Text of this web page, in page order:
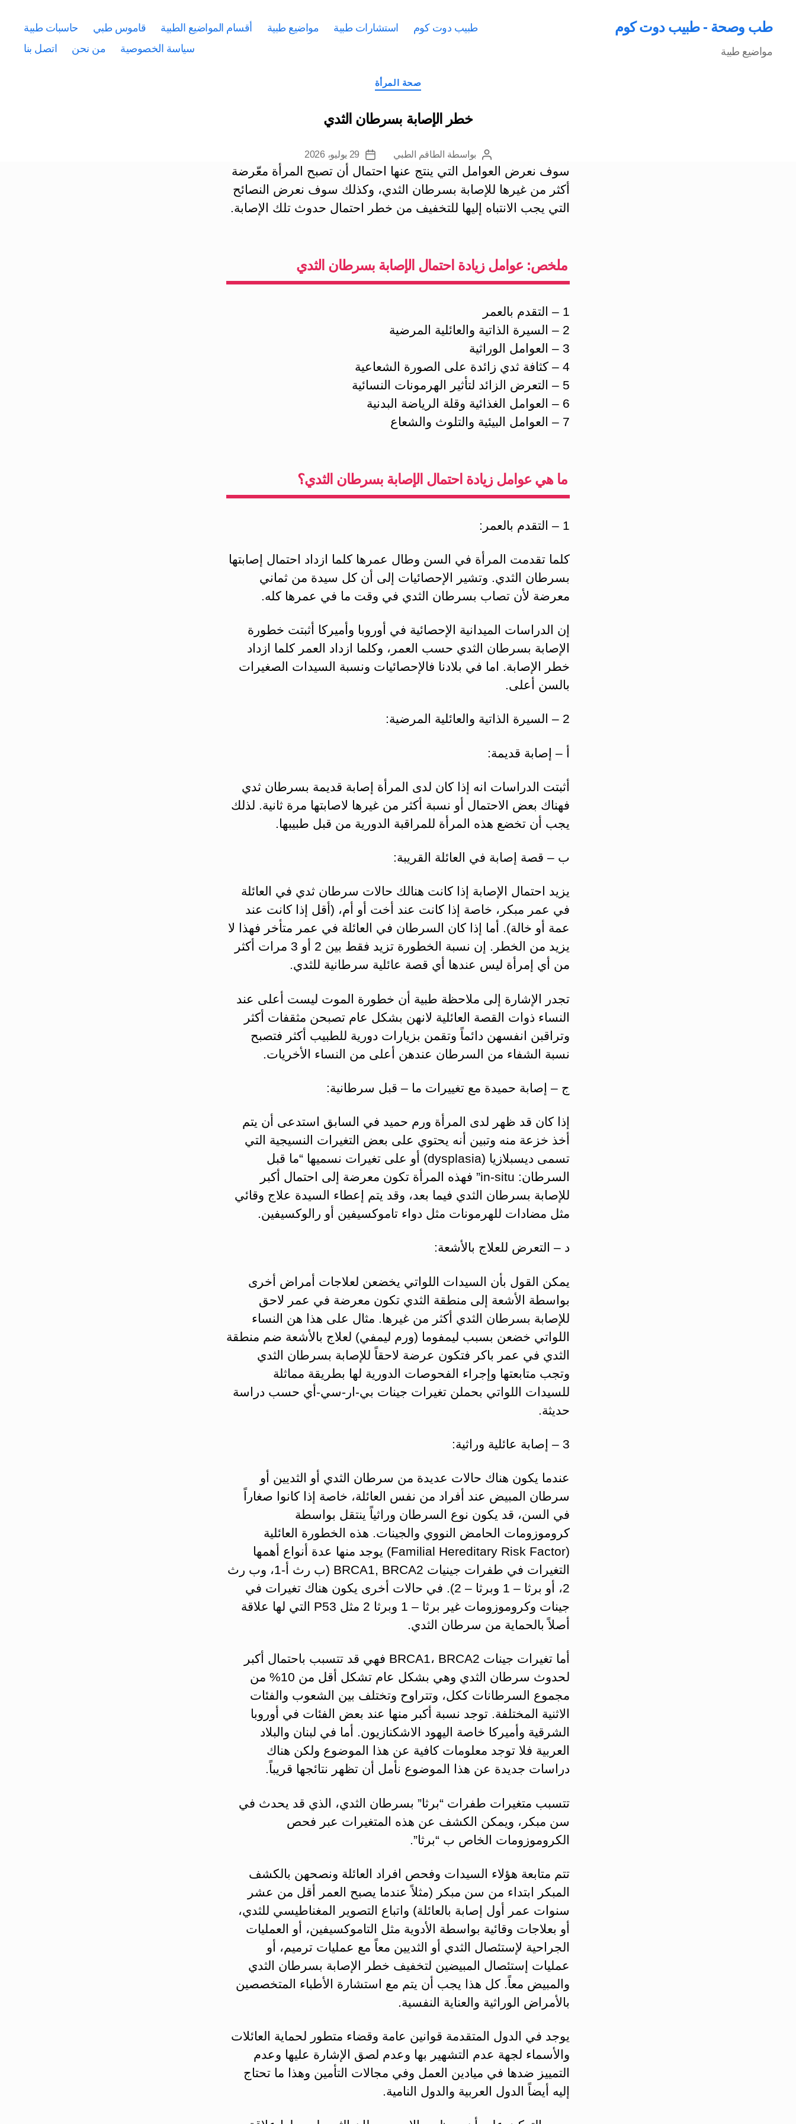
طب وصحة - طبيب دوت كوم
مواضيع طبية
طبيب دوت كوم استشارات طبية مواضيع طبية أقسام المواضيع الطبية قاموس طبي
حاسبات طبية
سياسة الخصوصية
من نحن اتصل بنا
التصنيفات
صحة المرأة
خطر الإصابة بسرطان الثدي
كاتب
المقالة
بواسطة الطاقم الطبي
تاريخ
المقالة
29 يوليو، 2026
سوف نعرض العوامل التي ينتج عنها احتمال أن تصبح المرأة معّرضة
أكثر من غيرها للإصابة بسرطان الثدي، وكذلك سوف نعرض النصائح
التي يجب الانتباه إليها للتخفيف من خطر احتمال حدوث تلك الإصابة.
ملخص: عوامل زيادة احتمال الإصابة بسرطان الثدي
1 – التقدم بالعمر
2 – السيرة الذاتية والعائلية المرضية
3 – العوامل الوراثية
4 – كثافة ثدي زائدة على الصورة الشعاعية
5 – التعرض الزائد لتأثير الهرمونات النسائية
6 – العوامل الغذائية وقلة الرياضة البدنية
7 – العوامل البيئية والتلوث والشعاع
ما هي عوامل زيادة احتمال الإصابة بسرطان الثدي؟
1 – التقدم بالعمر:
كلما تقدمت المرأة في السن وطال عمرها كلما ازداد احتمال إصابتها
بسرطان الثدي. وتشير الإحصائيات إلى أن كل سيدة من ثماني
معرضة لأن تصاب بسرطان الثدي في وقت ما في عمرها كله.
إن الدراسات الميدانية الإحصائية في أوروبا وأميركا أثبتت خطورة
الإصابة بسرطان الثدي حسب العمر، وكلما ازداد العمر كلما ازداد
خطر الإصابة. اما في بلادنا فالإحصائيات ونسبة السيدات الصغيرات
بالسن أعلى.
2 – السيرة الذاتية والعائلية المرضية:
أ – إصابة قديمة:
أثبتت الدراسات انه إذا كان لدى المرأة إصابة قديمة بسرطان ثدي
فهناك بعض الاحتمال أو نسبة أكثر من غيرها لاصابتها مرة ثانية. لذلك
يجب أن تخضع هذه المرأة للمراقبة الدورية من قبل طبيبها.
ب – قصة إصابة في العائلة القريبة:
يزيد احتمال الإصابة إذا كانت هنالك حالات سرطان ثدي في العائلة
في عمر مبكر، خاصة إذا كانت عند أخت أو أم، (أقل إذا كانت عند
عمة أو خالة). أما إذا كان السرطان في العائلة في عمر متأخر فهذا لا
يزيد من الخطر. إن نسبة الخطورة تزيد فقط بين 2 أو 3 مرات أكثر
من أي إمرأة ليس عندها أي قصة عائلية سرطانية للثدي.
تجدر الإشارة إلى ملاحظة طبية أن خطورة الموت ليست أعلى عند
النساء ذوات القصة العائلية لانهن بشكل عام تصبحن مثقفات أكثر
وتراقبن انفسهن دائماً وتقمن بزيارات دورية للطبيب أكثر فتصبح
نسبة الشفاء من السرطان عندهن أعلى من النساء الأخريات.
ج – إصابة حميدة مع تغييرات ما – قبل سرطانية:
إذا كان قد ظهر لدى المرأة ورم حميد في السابق استدعى أن يتم
أخذ خزعة منه وتبين أنه يحتوي على بعض التغيرات النسيجية التي
تسمى ديسبلازيا (dysplasia) أو على تغيرات نسميها “ما قبل
السرطان: in-situ” فهذه المرأة تكون معرضة إلى احتمال أكبر
للإصابة بسرطان الثدي فيما بعد، وقد يتم إعطاء السيدة علاج وقائي
مثل مضادات للهرمونات مثل دواء تاموكسيفين أو رالوكسيفين.
د – التعرض للعلاج بالأشعة:
يمكن القول بأن السيدات اللواتي يخضعن لعلاجات أمراض أخرى
بواسطة الأشعة إلى منطقة الثدي تكون معرضة في عمر لاحق
للإصابة بسرطان الثدي أكثر من غيرها. مثال على هذا هن النساء
اللواتي خضعن بسبب ليمفوما (ورم ليمفي) لعلاج بالأشعة ضم منطقة
الثدي في عمر باكر فتكون عرضة لاحقاً للإصابة بسرطان الثدي
وتجب متابعتها وإجراء الفحوصات الدورية لها بطريقة مماثلة
للسيدات اللواتي بحملن تغيرات جينات بي-ار-سي-أي حسب دراسة
حديثة.
3 – إصابة عائلية وراثية:
عندما يكون هناك حالات عديدة من سرطان الثدي أو الثديين أو
سرطان المبيض عند أفراد من نفس العائلة، خاصة إذا كانوا صغاراً
في السن، قد يكون نوع السرطان وراثياً ينتقل بواسطة
كروموزومات الحامض النووي والجينات. هذه الخطورة العائلية
(Familial Hereditary Risk Factor) يوجد منها عدة أنواع أهمها
التغيرات في طفرات جينيات BRCA1, BRCA2 (ب رث أ-1، وب رث
2، أو برثا – 1 وبرثا – 2). في حالات أخرى يكون هناك تغيرات في
جينات وكروموزومات غير برثا – 1 وبرثا 2 مثل P53 التي لها علاقة
أصلاً بالحماية من سرطان الثدي.
أما تغيرات جينات BRCA1، BRCA2 فهي قد تتسبب باحتمال أكبر
لحدوث سرطان الثدي وهي بشكل عام تشكل أقل من 10% من
مجموع السرطانات ككل، وتتراوح وتختلف بين الشعوب والفئات
الاثنية المختلفة. توجد نسبة أكبر منها عند بعض الفئات في أوروبا
الشرقية وأميركا خاصة اليهود الاشكنازيون. أما في لبنان والبلاد
العربية فلا توجد معلومات كافية عن هذا الموضوع ولكن هناك
دراسات جديدة عن هذا الموضوع نأمل أن تظهر نتائجها قريباً.
تتسبب متغيرات طفرات “برثا” بسرطان الثدي، الذي قد يحدث في
سن مبكر، ويمكن الكشف عن هذه المتغيرات عبر فحص
الكروموزومات الخاص ب “برثا”.
تتم متابعة هؤلاء السيدات وفحص افراد العائلة ونصحهن بالكشف
المبكر ابتداء من سن مبكر (مثلاً عندما يصبح العمر أقل من عشر
سنوات عمر أول إصابة بالعائلة) واتباع التصوير المغناطيسي للثدي،
أو بعلاجات وقائية بواسطة الأدوية مثل التاموكسيفين، أو العمليات
الجراحية لإستئصال الثدي أو الثديين معاً مع عمليات ترميم، أو
عمليات إستئصال المبيضين لتخفيف خطر الإصابة بسرطان الثدي
والمبيض معاً. كل هذا يجب أن يتم مع استشارة الأطباء المتخصصين
بالأمراض الوراثية والعناية النفسية.
يوجد في الدول المتقدمة قوانين عامة وقضاء متطور لحماية العائلات
والأسماء لجهة عدم التشهير بها وعدم لصق الإشارة عليها وعدم
التمييز ضدها في ميادين العمل وفي مجالات التأمين وهذا ما تحتاج
إليه أيضاً الدول العربية والدول النامية.